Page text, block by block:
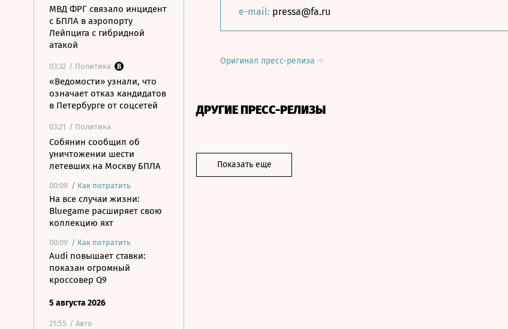
МВД ФРГ связало инцидент
с БПЛА в аэропорту
Лейпцига с гибридной
атакой
03:32 / Политика
«Ведомости» узнали, что
означает отказ кандидатов
в Петербурге от соцсетей
03:21 / Политика
Собянин сообщил об
уничтожении шести
летевших на Москву БПЛА
00:09 / Как потратить
На все случаи жизни:
Bluegame расширяет свою
коллекцию яхт
00:09 / Как потратить
Audi повышает ставки:
показан огромный
кроссовер Q9
5 августа 2026
21:55 / Авто
e-mail: pressa@fa.ru
Оригинал пресс-релиза
ДРУГИЕ ПРЕСС-РЕЛИЗЫ
Показать еще